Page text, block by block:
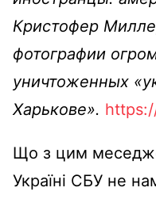
Кристофер
фотографии
уничтоженных
Харькове».
Що з цим
Україні СБУ не